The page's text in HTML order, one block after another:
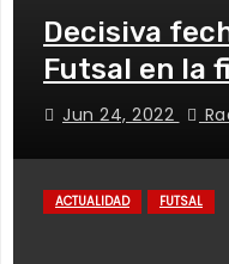
Decisiva
Futsal en la
Jun 24, 2022
ACTUALIDAD FUTSAL